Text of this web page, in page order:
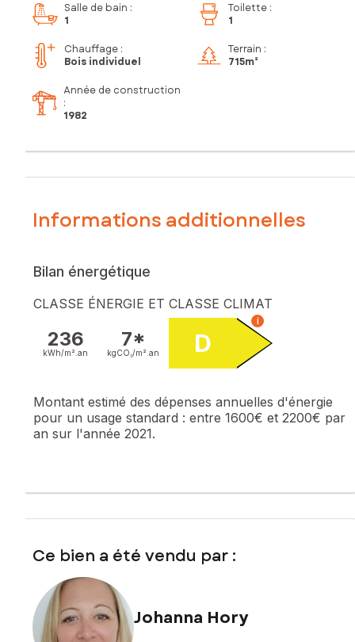
Salle de bain :
1
Toilette :
1
Chauffage :
Bois individuel
Terrain :
715m²
Année de construction
:
1982
Informations additionnelles
Bilan énergétique
CLASSE ÉNERGIE ET CLASSE CLIMAT
236
kWh/m². an
7*
kgCO₂/m². an D
i
Montant estimé des dépenses annuelles d'énergie
pour un usage standard : entre 1600€ et 2200€ par
an sur l'année 2021.
Ce bien a été vendu par :
Johanna Hory